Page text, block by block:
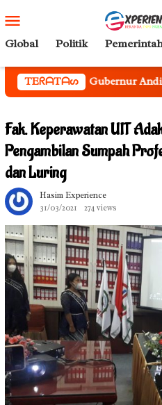
ke
kontenMobile
Global Politik
TEᖇᗩTᗩᔕ
Andi Sudirman Kukuhkan
Fak. Keperawatan UIT
Pengambilan Sumpah
dan Luring
Hasim Experience
31/03/2021
274 views